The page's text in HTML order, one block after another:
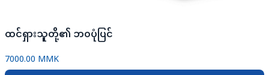
ထင်ရှားသူတို့၏ ဘ၀ပုံပြင်
7000.00 MMK